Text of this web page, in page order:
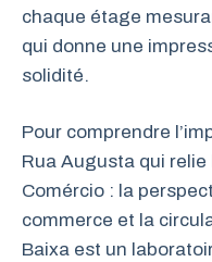
chaque étage
qui donne une
solidité.
Pour comprendre
Rua Augusta qui relie
Comércio : la
commerce et la
Baixa est un